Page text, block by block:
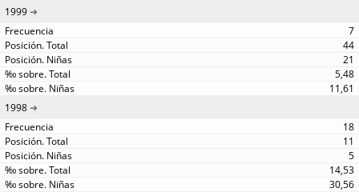
1999
7
44
21
5,48
11,61
1998
18
11
5
14,53
30,56